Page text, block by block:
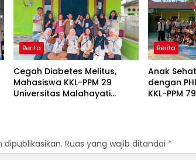
Berita
Cegah Diabetes Melitus,
Mahasiswa KKL-PPM 29
Universitas Malahayati
Kelurahan Banjarsari
Berita
Anak
dengan
KKL-PPM
Ruas yang wajib ditandai *